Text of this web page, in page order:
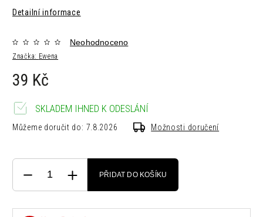
Detailní informace
Značka: Ewena
Neohodnoceno
39 Kč
SKLADEM IHNED K ODESLÁNÍ
Můžeme doručit do: 7.8.2026 Možnosti doručení
PŘIDAT DO KOŠÍKU